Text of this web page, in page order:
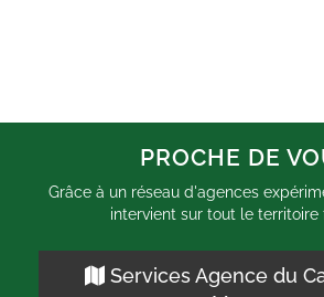
PROCHE DE
Grâce à un réseau d'agences
intervient sur tout le territoire
Services Agence du